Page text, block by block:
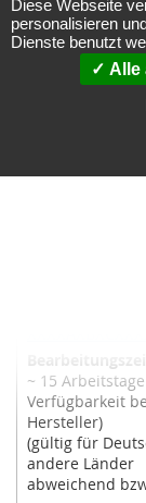
ZUR
~ 15
Verfügbarkeit
Hersteller)
(gültig für
andere Länder
abweichend
Diese Webseite
personalisieren
Dienste benutzt
Alle